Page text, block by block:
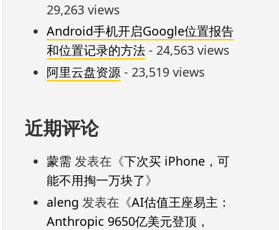
29,263 views
Android手机开启Google位置报告
和位置记录的方法- 24,563 views
阿里云盘资源- 23,519 views
近期评论
蒙需发表在《下次买 iPhone，可
能不用掏一万块了》
aleng 发表在《AI估值王座易主：
Anthropic 9650亿美元登顶，